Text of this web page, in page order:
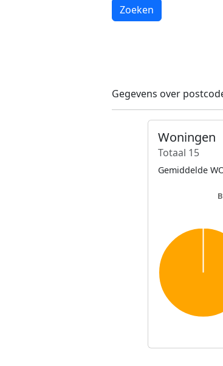
Laden...
Zoeken
Gegevens over
Woningen
Totaal 15
Gemiddelde